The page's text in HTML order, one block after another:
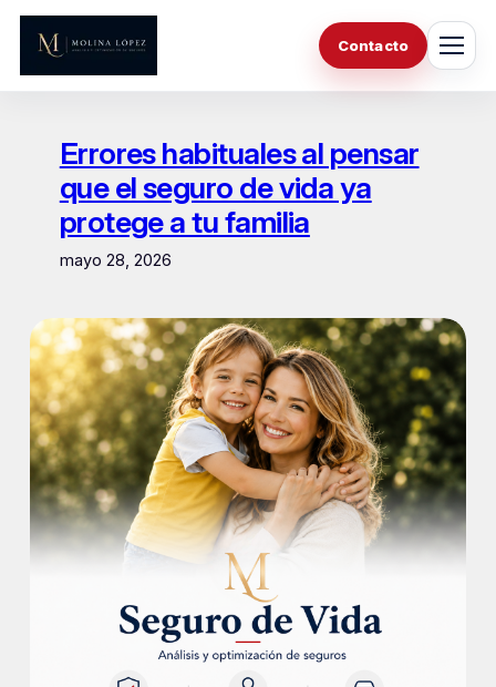
Saltar
contenido
Contacto
Errores habituales al pensar
que el seguro de vida ya
protege a tu familia
mayo 28, 2026